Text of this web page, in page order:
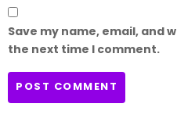
Save my name, email, and
the next time I comment.